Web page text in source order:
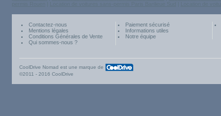
Contactez-nous
Mentions légales
Conditions Générales de Vente
Qui sommes-nous ?
Paiement sécurisé
Informations utiles
Notre équipe
CoolDrive Nomad est une marque de
©2011 - 2016 CoolDrive